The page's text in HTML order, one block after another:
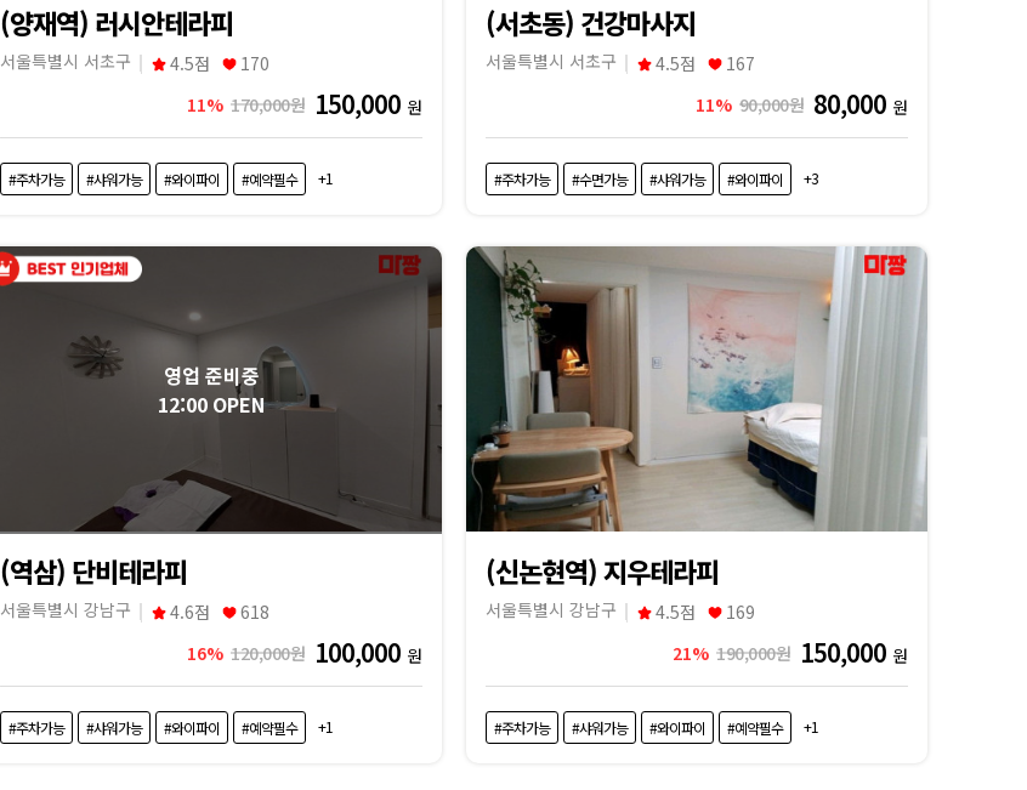
(양재역) 러시안테라피
서울특별시 서초구 4.5점
170
11% 170,000원 150,000 원
#주차가능 #샤워가능 #와이파이 #예약필수 +1
(서초동) 건강마사지
서울특별시 서초구 4.5점
167
11% 90,000원 80,000 원
#주차가능 #수면가능 #샤워가능 #와이파이 +3
영업 준비중
12:00 OPEN
(역삼) 단비테라피
서울특별시 강남구 4.6점
618
16% 120,000원 100,000 원
#주차가능 #샤워가능 #와이파이 #예약필수 +1
(신논현역) 지우테라피
서울특별시 강남구 4.5점
169
21% 190,000원 150,000 원
#주차가능 #샤워가능 #와이파이 #예약필수 +1